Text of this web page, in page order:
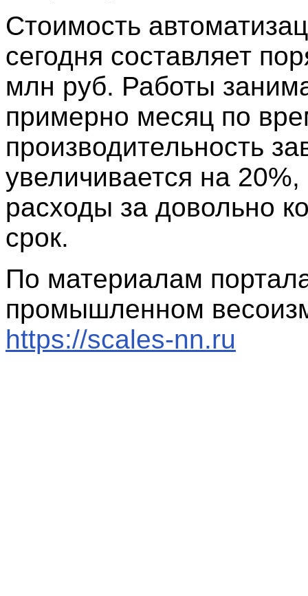
Стоимость
сегодня составляет
млн руб. Работы
примерно месяц по
производительность
увеличивается на 20%,
расходы за довольно
срок.
По материалам
промышленном
https://scales-nn.ru